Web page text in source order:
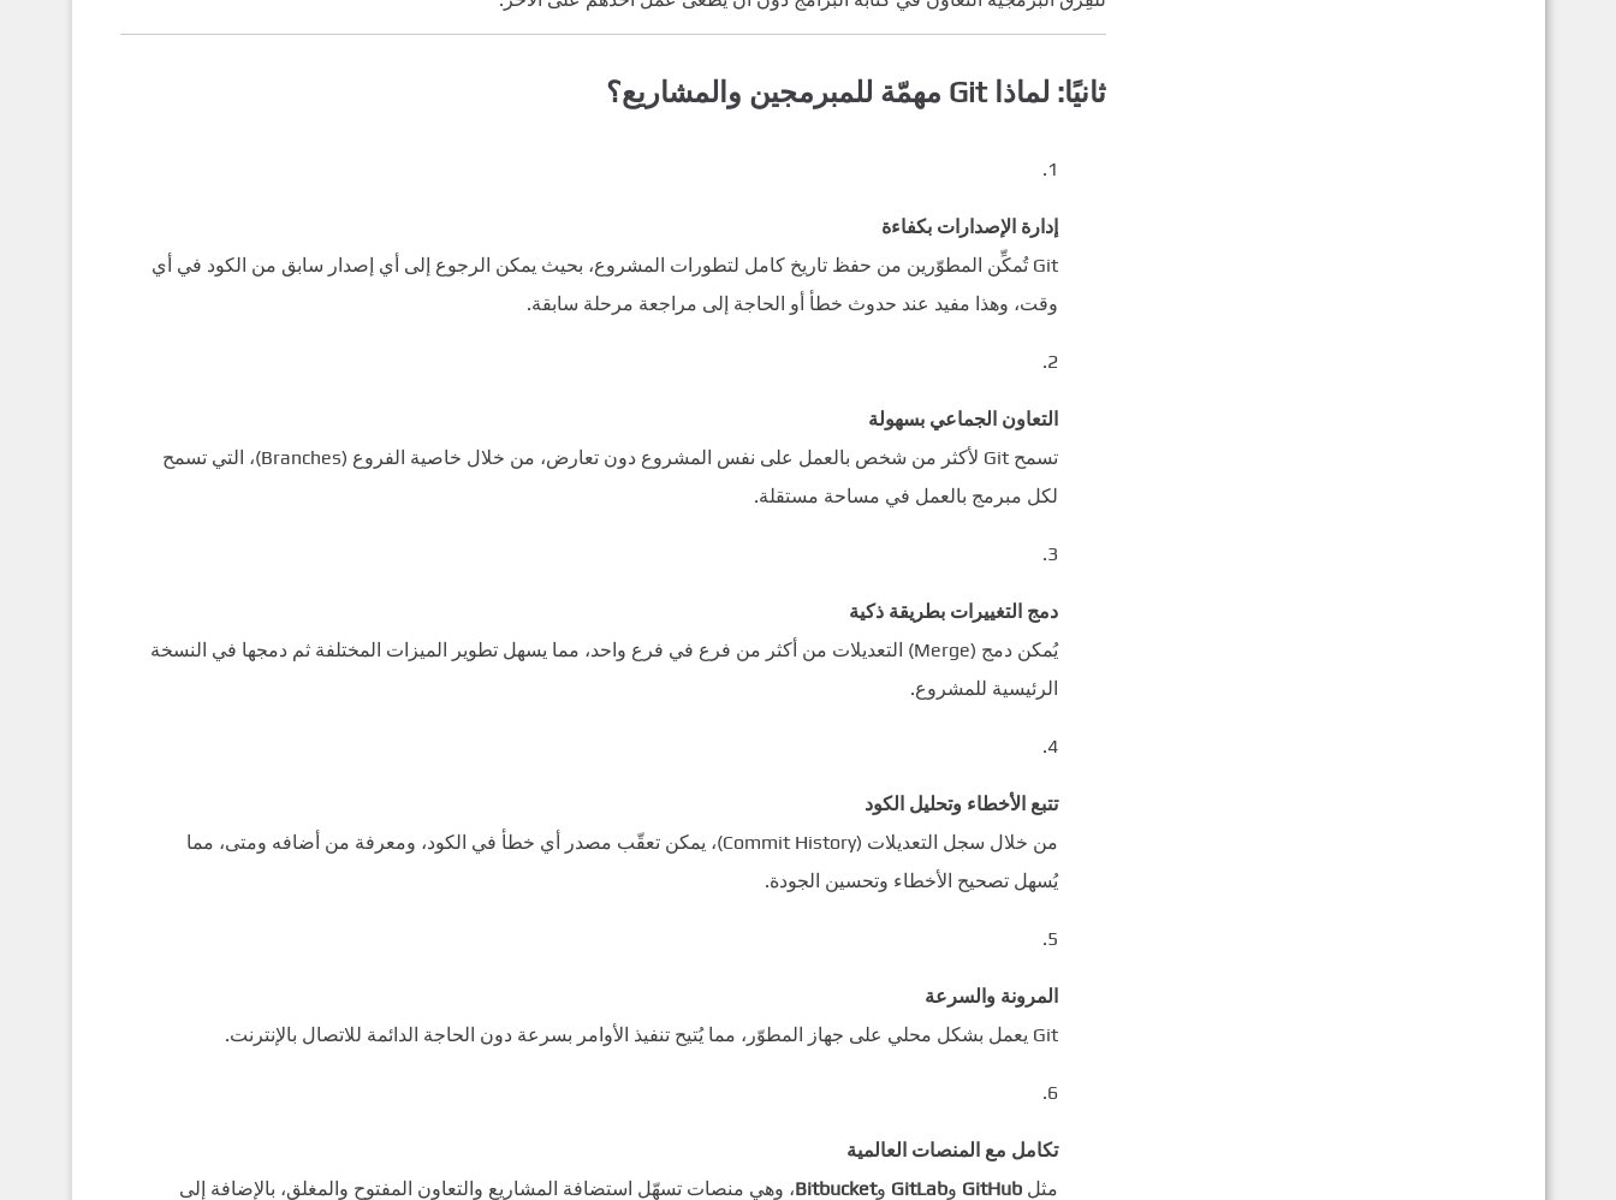
ثانيًا: لماذا Git مهمّة للمبرمجين والمشاريع؟
إدارة الإصدارات بكفاءة
Git تُمكِّن المطوّرين من حفظ تاريخ كامل لتطورات المشروع، بحيث يمكن الرجوع إلى أي إصدار سابق من الكود في أي
وقت، وهذا مفيد عند حدوث خطأ أو الحاجة إلى مراجعة مرحلة سابقة.
التعاون الجماعي بسهولة
تسمح Git لأكثر من شخص بالعمل على نفس المشروع دون تعارض، من خلال خاصية الفروع (Branches)، التي تسمح
لكل مبرمج بالعمل في مساحة مستقلة.
دمج التغييرات بطريقة ذكية
يُمكن دمج (Merge) التعديلات من أكثر من فرع في فرع واحد، مما يسهل تطوير الميزات المختلفة ثم دمجها في النسخة
الرئيسية للمشروع.
تتبع الأخطاء وتحليل الكود
من خلال سجل التعديلات (Commit History)، يمكن تعقّب مصدر أي خطأ في الكود، ومعرفة من أضافه ومتى، مما
يُسهل تصحيح الأخطاء وتحسين الجودة.
المرونة والسرعة
Git يعمل بشكل محلي على جهاز المطوّر، مما يُتيح تنفيذ الأوامر بسرعة دون الحاجة الدائمة للاتصال بالإنترنت.
تكامل مع المنصات العالمية
مثلGitHub وGitLab وBitbucket، وهي منصات تسهّل استضافة المشاريع والتعاون المفتوح والمغلق، بالإضافة إلى